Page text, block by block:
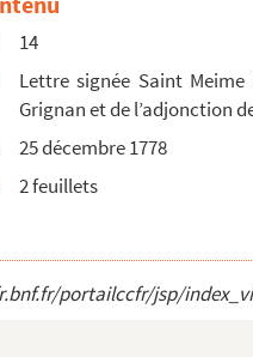
Correspondance.
autographes signées. 1933-
1914-1932.
14
Lettre signée Saint
Grignan et de l’adjonction
25 décembre 1778
2 feuillets
portailccfr/jsp/